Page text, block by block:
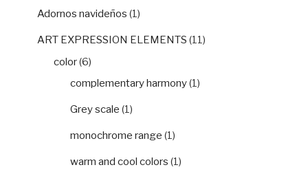
Adornos navideños (1)
ART EXPRESSION ELEMENTS (11)
color(6)
complementary harmony(1)
Grey scale (1)
monochrome range (1)
warm and cool colors (1)